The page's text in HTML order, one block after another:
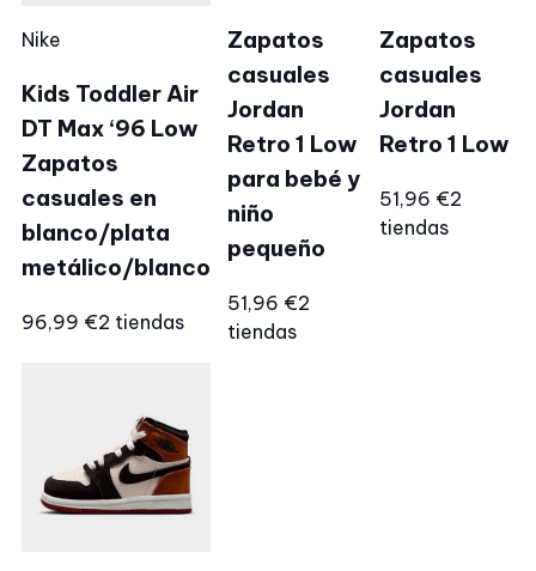
Nike
Kids Toddler Air
DT Max ‘96 Low
Zapatos
casuales en
blanco/plata
metálico/blanco
96,99 €2 tiendas
Zapatos
casuales
Jordan
Retro 1 Low
para bebé y
niño
pequeño
51,96 €2
tiendas
Zapatos
casuales
Jordan
Retro 1 Low
51,96 €2
tiendas